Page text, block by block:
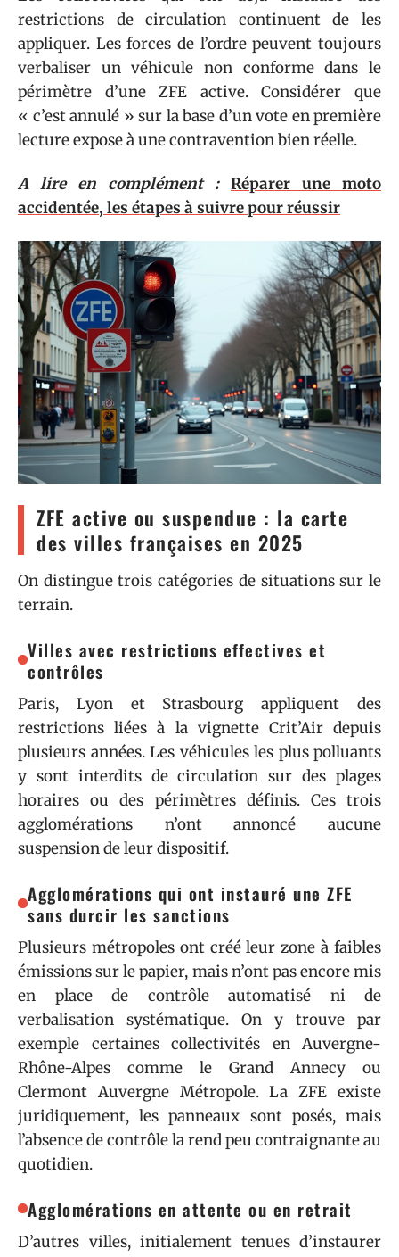
restrictions de circulation continuent de les
appliquer. Les forces de l’ordre peuvent toujours
verbaliser un véhicule non conforme dans le
périmètre d’une ZFE active. Considérer que
« c’est annulé » sur la base d’un vote en première
lecture expose à une contravention bien réelle.
A lire en complément : Réparer une moto
accidentée, les étapes à suivre pour réussir
ZFE active ou suspendue : la carte
des villes françaises en 2025
On distingue trois catégories de situations sur le
terrain.
Villes avec restrictions effectives et
contrôles
Paris, Lyon et Strasbourg appliquent des
restrictions liées à la vignette Crit’Air depuis
plusieurs années. Les véhicules les plus polluants
y sont interdits de circulation sur des plages
horaires ou des périmètres définis. Ces trois
agglomérations n’ont annoncé aucune
suspension de leur dispositif.
Agglomérations qui ont instauré une ZFE
sans durcir les sanctions
Plusieurs métropoles ont créé leur zone à faibles
émissions sur le papier, mais n’ont pas encore mis
en place de contrôle automatisé ni de
verbalisation systématique. On y trouve par
exemple certaines collectivités en Auvergne-
Rhône-Alpes comme le Grand Annecy ou
Clermont Auvergne Métropole. La ZFE existe
juridiquement, les panneaux sont posés, mais
l’absence de contrôle la rend peu contraignante au
quotidien.
Agglomérations en attente ou en retrait
D’autres villes, initialement tenues d’instaurer